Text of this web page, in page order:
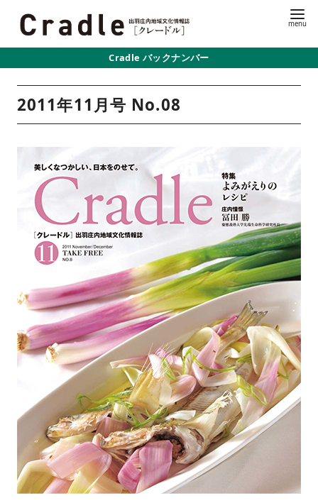
Cradle バックナンバー
2011年11月号 No.08